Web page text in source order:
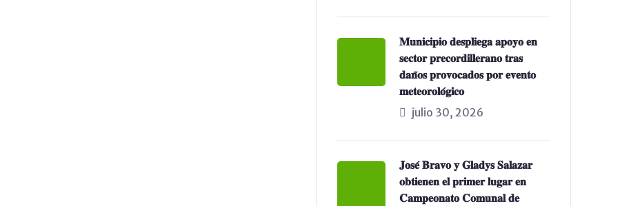
𝐌𝐮𝐧𝐢𝐜𝐢𝐩𝐢𝐨 𝐝𝐞𝐬𝐩𝐥𝐢𝐞𝐠𝐚 𝐚𝐩𝐨𝐲𝐨 𝐞𝐧
𝐬𝐞𝐜𝐭𝐨𝐫 𝐩𝐫𝐞𝐜𝐨𝐫𝐝𝐢𝐥𝐥𝐞𝐫𝐚𝐧𝐨 𝐭𝐫𝐚𝐬
𝐝𝐚𝐧̃𝐨𝐬 𝐩𝐫𝐨𝐯𝐨𝐜𝐚𝐝𝐨𝐬 𝐩𝐨𝐫 𝐞𝐯𝐞𝐧𝐭𝐨
𝐦𝐞𝐭𝐞𝐨𝐫𝐨𝐥𝐨́𝐠𝐢𝐜𝐨
julio 30, 2026
𝐉𝐨𝐬𝐞́ 𝐁𝐫𝐚𝐯𝐨 𝐲 𝐆𝐥𝐚𝐝𝐲𝐬 𝐒𝐚𝐥𝐚𝐳𝐚𝐫
𝐨𝐛𝐭𝐢𝐞𝐧𝐞𝐧 𝐞𝐥 𝐩𝐫𝐢𝐦𝐞𝐫 𝐥𝐮𝐠𝐚𝐫 𝐞𝐧
𝐂𝐚𝐦𝐩𝐞𝐨𝐧𝐚𝐭𝐨 𝐂𝐨𝐦𝐮𝐧𝐚𝐥 𝐝𝐞